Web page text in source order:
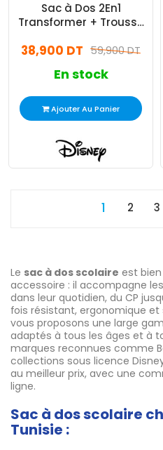
Sac à Dos 2En1
Transformer + Trousse
59,900 DT
38,900 DT
En stock
Ajouter Au Panier
1 2 3
Le sac à dos scolaire est bien
accessoire : il accompagne
dans leur quotidien, du CP
fois résistant, ergonomique et
vous proposons une large
adaptés à tous les âges et à
marques reconnues comme
collections sous licence
au meilleur prix, avec une
ligne.
Sac à dos scolaire
Tunisie :